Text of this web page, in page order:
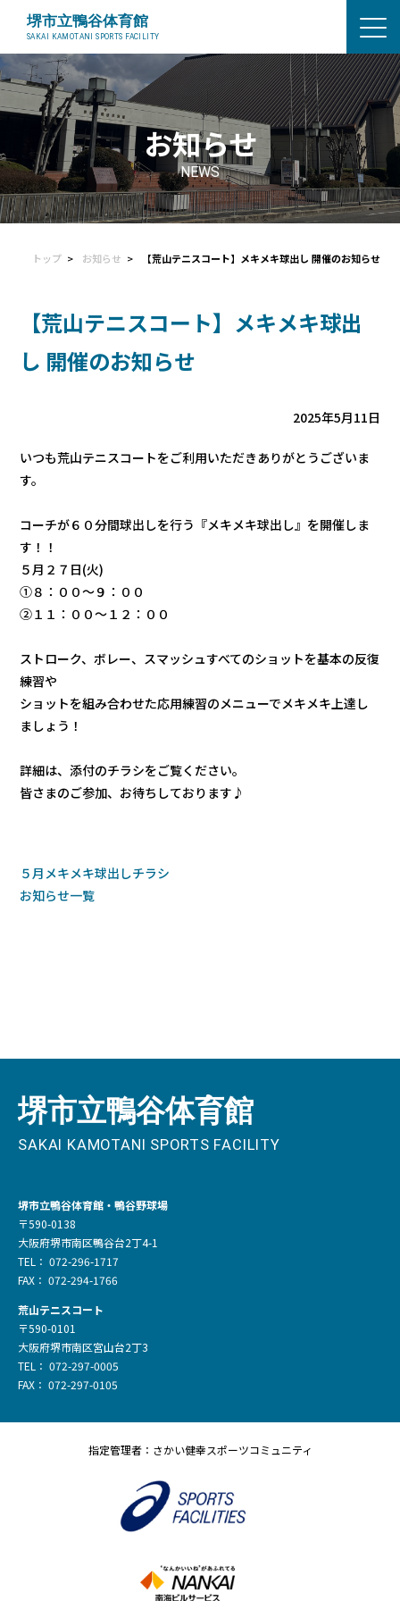
お知らせ
NEWS
トップ お知らせ 【荒山テニスコート】メキメキ球出し 開催のお知らせ
【荒山テニスコート】メキメキ球出
し 開催のお知らせ
2025年5月11日
いつも荒山テニスコートをご利用いただきありがとうございま
す。
コーチが６０分間球出しを行う『メキメキ球出し』を開催しま
す！！
５月２７日(火)
➀８：００～９：００
➁１１：００～１２：００
ストローク、ボレー、スマッシュすべてのショットを基本の反復
練習や
ショットを組み合わせた応用練習のメニューでメキメキ上達し
ましょう！
詳細は、添付のチラシをご覧ください。
皆さまのご参加、お待ちしております♪
５月メキメキ球出しチラシ
お知らせ一覧
堺市立鴨谷体育館・鴨谷野球場
〒590-0138
大阪府堺市南区鴨谷台2丁4-1
TEL： 072-296-1717
FAX： 072-294-1766
荒山テニスコート
〒590-0101
大阪府堺市南区宮山台2丁3
TEL： 072-297-0005
FAX： 072-297-0105
指定管理者：さかい健幸スポーツコミュニティ